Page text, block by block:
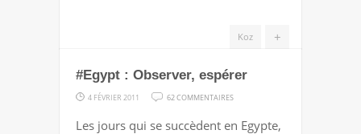
+
Koz
#Egypt : Observer, espérer
4 FÉVRIER 2011 62 COMMENTAIRES
Les jours qui se succèdent en Egypte,